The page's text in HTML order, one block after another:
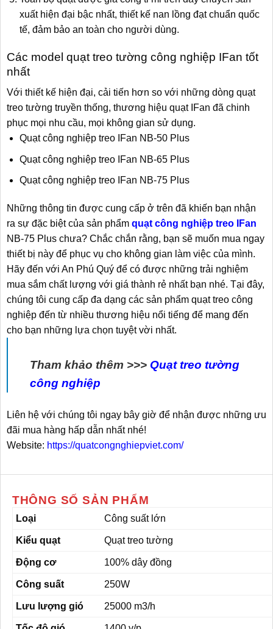
xuất hiện đại bậc nhất, thiết kế nan lồng đạt chuẩn quốc
tế, đảm bảo an toàn cho người dùng.
Các model quạt treo tường công nghiệp IFan tốt
nhất
Với thiết kế hiện đại, cải tiến hơn so với những dòng quạt
treo tường truyền thống, thương hiệu quạt IFan đã chinh
phục mọi nhu cầu, mọi không gian sử dụng.
Quạt công nghiệp treo IFan NB-50 Plus
Quạt công nghiệp treo IFan NB-65 Plus
Quạt công nghiệp treo IFan NB-75 Plus
Những thông tin được cung cấp ở trên đã khiến bạn nhận
ra sự đặc biệt của sản phẩm quạt công nghiệp treo IFan
NB-75 Plus chưa? Chắc chắn rằng, bạn sẽ muốn mua ngay
thiết bị này để phục vụ cho không gian làm việc của mình.
Hãy đến với An Phú Quý để có được những trải nghiệm
mua sắm chất lượng với giá thành rẻ nhất bạn nhé. Tại đây,
chúng tôi cung cấp đa dạng các sản phẩm quạt treo công
nghiệp đến từ nhiều thương hiệu nổi tiếng để mang đến
cho bạn những lựa chọn tuyệt vời nhất.
Tham khảo thêm >>> Quạt treo tường
công nghiệp
Liên hệ với chúng tôi ngay bây giờ để nhận được những ưu
đãi mua hàng hấp dẫn nhất nhé!
Website: https://quatcongnghiepviet.com/
THÔNG SỐ SẢN PHẨM
Loại Công suất lớn
Kiểu quạt Quạt treo tường
Động cơ 100% dây đồng
Công suất 250W
Lưu lượng gió 25000 m3/h